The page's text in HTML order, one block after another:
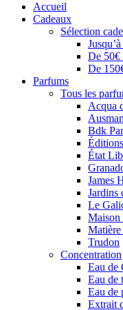
Accueil
Cadeaux
Sélection
De 50€
De
Parfums
Tous les
Acqua
Bdk
État
James
Jardins
Le
Maison
Matière
Trudon
Concentration
Eau de
Eau de
Eau de
Extrait